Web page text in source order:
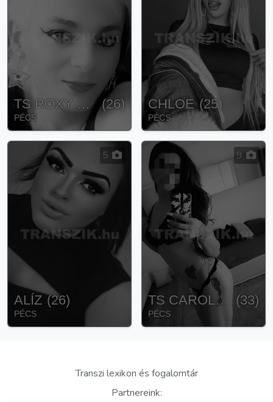
TS ROXY SPECIALY FOR YOU (26)
PÉCS
CHLOE (25)
PÉCS
5
ALÍZ (26)
PÉCS
9
TS CAROLINE (33)
PÉCS
Transzi lexikon és fogalomtár
Partnereink: